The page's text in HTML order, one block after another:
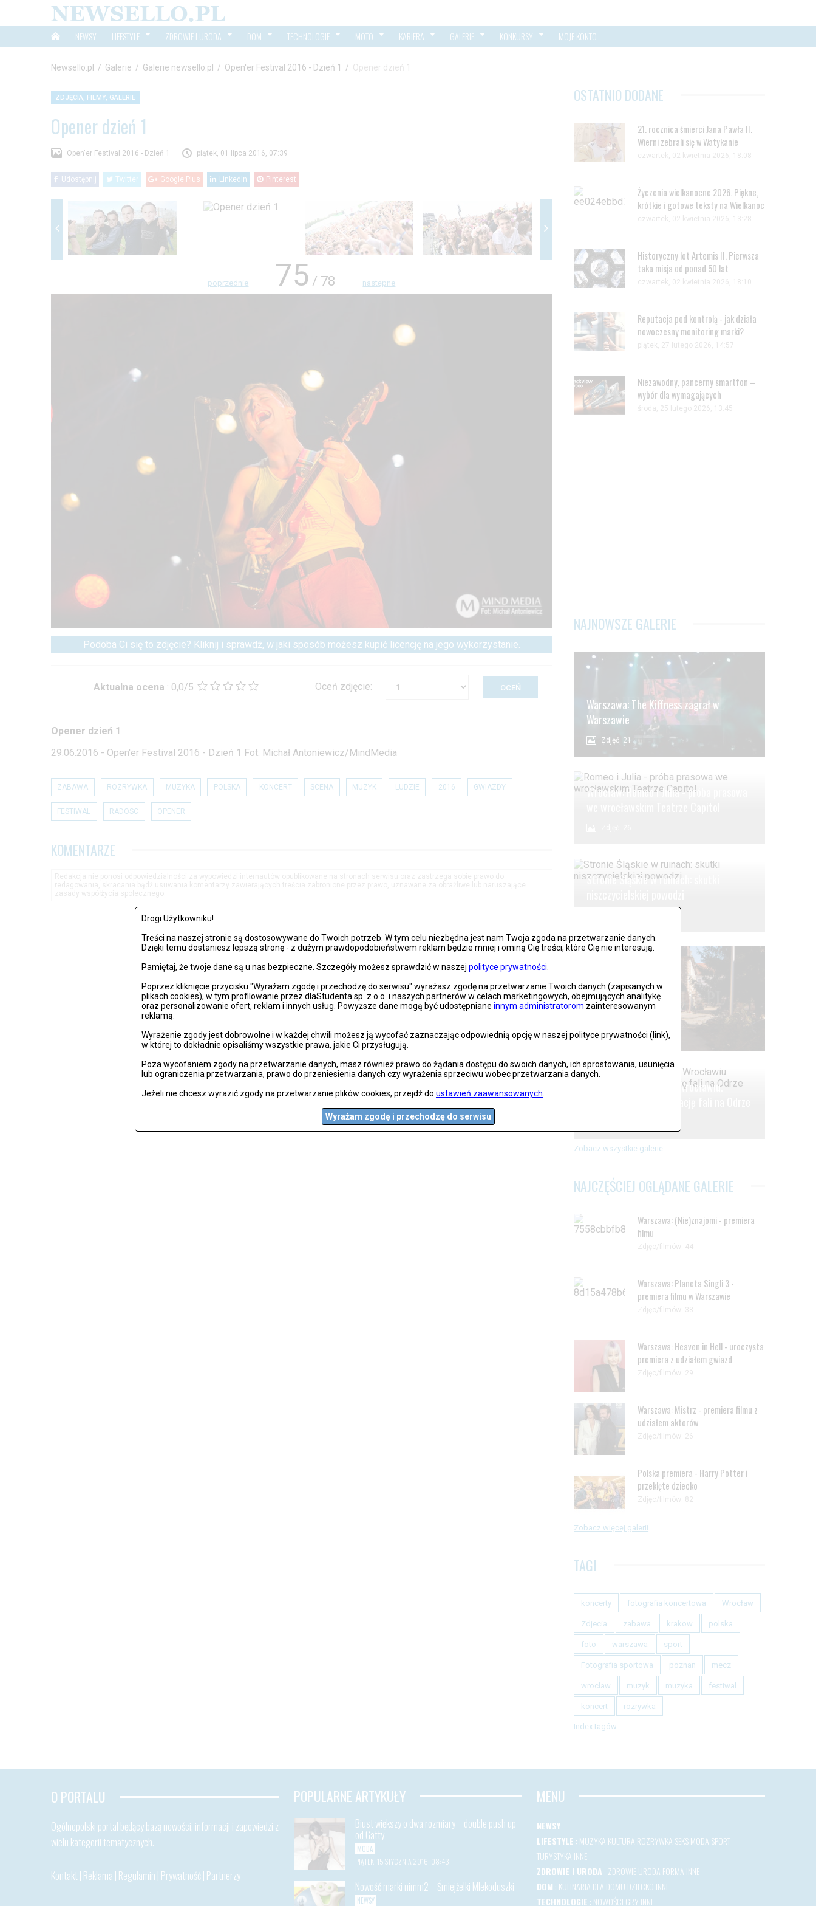
Drogi Użytkowniku!
Treści na naszej stronie są dostosowywane do Twoich potrzeb. W tym celu niezbędna jest nam Twoja zgoda na przetwarzanie danych.
Dzięki temu dostaniesz lepszą stronę - z dużym prawdopodobieństwem reklam będzie mniej i ominą Cię treści, które Cię nie interesują.
Pamiętaj, że twoje dane są u nas bezpieczne. Szczegóły możesz sprawdzić w naszej polityce prywatności
Poprzez kliknięcie przycisku "Wyrażam zgodę i przechodzę do serwisu" wyrażasz zgodę na przetwarzanie Twoich danych (zapisanych w
plikach cookies), w tym profilowanie przez dlaStudenta sp. z o.o. i naszych partnerów w celach marketingowych, obejmujących analitykę
oraz personalizowanie ofert, reklam i innych usług. Powyższe dane mogą być udostępniane innym administratorom zainteresowanym
reklamą.
Wyrażenie zgody jest dobrowolne i w każdej chwili możesz ją wycofać zaznaczając odpowiednią opcję w naszej polityce prywatności (link),
w której to dokładnie opisaliśmy wszystkie prawa, jakie Ci przysługują.
Poza wycofaniem zgody na przetwarzanie danych, masz również prawo do żądania dostępu do swoich danych, ich sprostowania, usunięcia
lub ograniczenia przetwarzania, prawo do przeniesienia danych czy wyrażenia sprzeciwu wobec przetwarzania danych.
Jeżeli nie chcesz wyrazić zgody na przetwarzanie plików cookies, przejdź do ustawień zaawansowanych
Wyrażam zgodę i przechodzę do serwisu
NEWSY LIFESTYLE ZDROWIE I URODA DOM TECHNOLOGIE MOTO KARIERA GALERIE KONKURSY MOJE KONTO
Newsello.pl / Galerie / Galerie newsello.pl / Open'er Festival 2016 - Dzień 1 / Opener dzień 1
ZDJĘCIA, FILMY, GALERIE
Opener dzień 1
Open'er Festival 2016 - Dzień 1 piątek, 01 lipca 2016, 07:39
Udostępnij Twitter Google Plus LinkedIn Pinterest
poprzednie 75 / 78 następne
Podoba Ci się to zdjęcie? Kliknij i sprawdź, w jaki sposób możesz kupić licencję na jego wykorzystanie.
Aktualna ocena : 0,0/5 Oceń zdjęcie:
Opener dzień 1
29.06.2016 - Open'er Festival 2016 - Dzień 1 Fot: Michał Antoniewicz/MindMedia
ZABAWA ROZRYWKA MUZYKA POLSKA KONCERT SCENA MUZYK LUDZIE 2016 GWIAZDY
FESTIWAL RADOSC OPENER
KOMENTARZE
OSTATNIO DODANE
21. rocznica śmierci Jana Pawła II.
Wierni zebrali się w Watykanie
czwartek, 02 kwietnia 2026, 18:08
Życzenia wielkanocne 2026. Piękne,
krótkie i gotowe teksty na Wielkanoc
czwartek, 02 kwietnia 2026, 13:28
Historyczny lot Artemis II. Pierwsza
taka misja od ponad 50 lat
czwartek, 02 kwietnia 2026, 18:10
Reputacja pod kontrolą - jak działa
nowoczesny monitoring marki?
piątek, 27 lutego 2026, 14:57
Niezawodny, pancerny smartfon –
wybór dla wymagających
środa, 25 lutego 2026, 13:45
NAJNOWSZE GALERIE
Warszawa: The Kiffness zagrał w
Warszawie
Zdjęć: 21
Wrocław: Romeo i Julia - próba prasowa
Stronie Śląskie w ruinach: skutki
Lądek Zdrój po powodzi
Zdjęć: 59
Alarm powodziowy we Wrocławiu.
Zobacz wszystkie galerie
NAJCZĘŚCIEJ OGLĄDANE GALERIE
Warszawa: (Nie)znajomi - premiera
filmu
Zdjęc/filmów: 44
Warszawa: Planeta Singli 3 -
premiera filmu w Warszawie
Zdjęc/filmów: 38
Warszawa: Heaven in Hell - uroczysta
premiera z udziałem gwiazd
Zdjęc/filmów: 29
Warszawa: Mistrz - premiera filmu z
udziałem aktorów
Zdjęc/filmów: 26
Polska premiera - Harry Potter i
przeklęte dziecko
Zdjęc/filmów: 82
Zobacz więcej galerii
TAGI
koncerty fotografia koncertowa Wrocław
Zdjecia zabawa krakow polska
foto warszawa sport
Fotografia sportowa poznan mecz
wroclaw muzyk muzyka festiwal
koncert rozrywka
Index tagów
O PORTALU
Ogólnopolski portal będący bazą nowości, informacji i zapowiedzi z
wielu kategorii tematycznych.
Kontakt | Reklama | Regulamin | Prywatność| Partnerzy
POPULARNE ARTYKUŁY
Biust większy o dwa rozmiary – double push up
od Gatty
MODA
PIĄTEK, 15 STYCZNIA 2016, 08:43
Nowość marki nimm2 – Śmiejżelki Mlekoduszki
NEWSY
MENU
NEWSY
LIFESTYLE : MUZYKA KULTURA ROZRYWKA SEKSMODA SPORT
TURYSTYKA INNE
ZDROWIE I URODA : ZDROWIEURODA FORMA INNE
DOM : KULINARIA DLA DOMU DZIECKO INNE
TECHNOLOGIE : NOWOŚCI GRY INNE